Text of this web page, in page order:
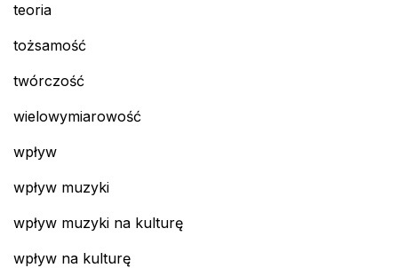
teoria
tożsamość
twórczość
wielowymiarowość
wpływ
wpływ muzyki
wpływ muzyki na kulturę
wpływ na kulturę